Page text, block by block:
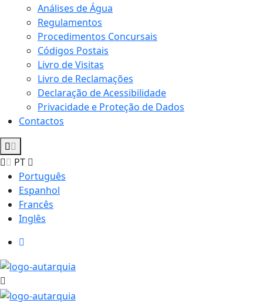
Análises de Água
Regulamentos
Procedimentos Concursais
Códigos Postais
Livro de Visitas
Livro de Reclamações
Declaração de Acessibilidade
Privacidade e Proteção de Dados
Contactos
PT
Português
Espanhol
Francês
Inglês